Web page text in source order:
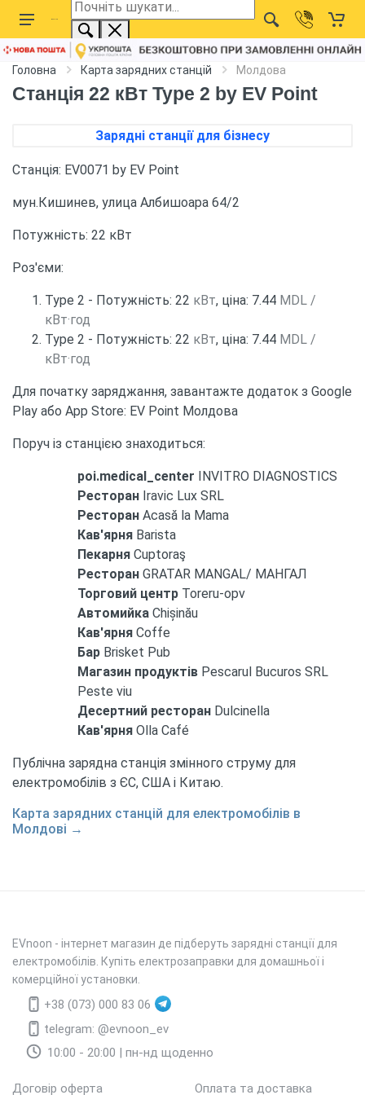
Головна Карта зарядних станцій Молдова
Станція 22 кВт Type 2 by EV Point
Зарядні станції для бізнесу
Станція: EV0071 by EV Point
мун.Кишинев, улица Албишоара 64/2
Потужність: 22 кВт
Роз'єми:
Type 2 - Потужність: 22 кВт, ціна: 7.44 MDL /
кВт·год
Type 2 - Потужність: 22 кВт, ціна: 7.44 MDL /
кВт·год
Для початку заряджання, завантажте додаток з Google
Play або App Store: EV Point Молдова
Поруч із станцією знаходиться:
poi.medical_center INVITRO DIAGNOSTICS
Ресторан Iravic Lux SRL
Ресторан Acasă la Mama
Кав'ярня Barista
Пекарня Cuptoraş
Ресторан GRATAR MANGAL/ МАНГАЛ
Торговий центр Toreru-opv
Автомийка Chișinău
Кав'ярня Coffe
Бар Brisket Pub
Магазин продуктів Pescarul Bucuros SRL
Peste viu
Десертний ресторан Dulcinella
Кав'ярня Olla Café
Публічна зарядна станція змінного струму для
електромобілів з ЄС, США і Китаю.
Карта зарядних станцій для електромобілів в
Молдові →
EVnoon - інтернет магазин де підберуть зарядні станції для
електромобілів. Купіть електрозаправки для домашньої і
комерційної установки.
+38 (073) 000 83 06
telegram: @evnoon_ev
10:00 - 20:00 | пн-нд щоденно
Договір оферта Оплата та доставка